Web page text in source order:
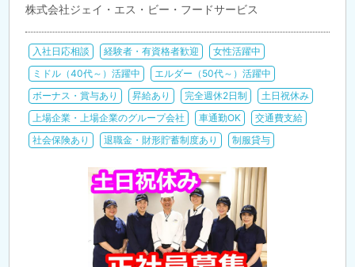
株式会社ジェイ・エス・ビー・フードサービス
入社日応相談 経験者・有資格者歓迎
女性活躍中
ミドル（40代～）活躍中
エルダー（50代～）活躍中
ボーナス・賞与あり
昇給あり 完全週休2日制
土日祝休み
上場企業・上場企業のグループ会社
車通勤OK
交通費支給
社会保険あり
退職金・財形貯蓄制度あり 制服貸与